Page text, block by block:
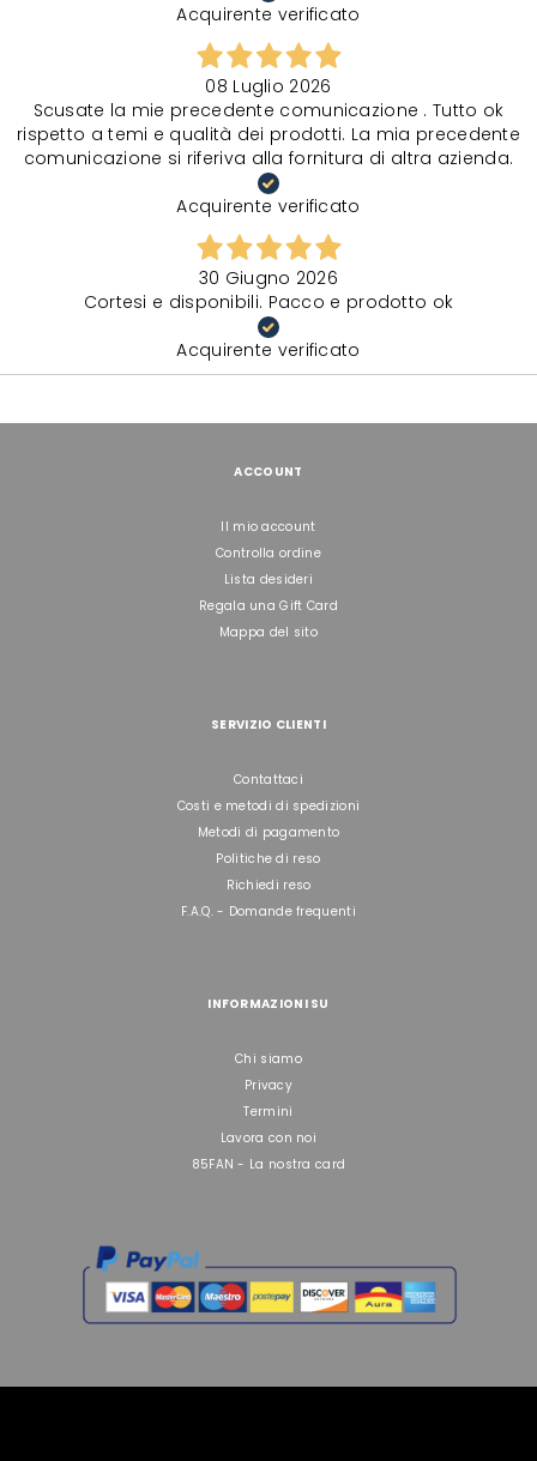
Acquirente verificato
08 Luglio 2026
Scusate la mie precedente comunicazione . Tutto ok
rispetto a temi e qualità dei prodotti. La mia precedente
comunicazione si riferiva alla fornitura di altra azienda.
Acquirente verificato
30 Giugno 2026
Cortesi e disponibili. Pacco e prodotto ok
Acquirente verificato
ACCOUNT
Il mio account
Controlla ordine
Lista desideri
Regala una Gift Card
Mappa del sito
SERVIZIO CLIENTI
Contattaci
Costi e metodi di spedizioni
Metodi di pagamento
Politiche di reso
Richiedi reso
F.A.Q. - Domande frequenti
INFORMAZIONI SU
Chi siamo
Privacy
Termini
Lavora con noi
85FAN - La nostra card